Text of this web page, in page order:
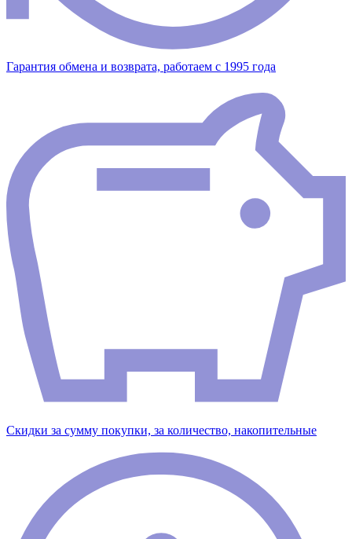
Гарантия обмена и возврата, работаем с 1995 года
Скидки за сумму покупки, за количество, накопительные